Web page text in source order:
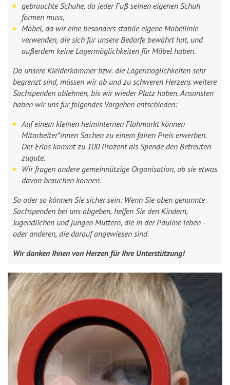
gebrauchte Schuhe, da jeder Fuß seinen eigenen Schuh
formen muss,
Möbel, da wir eine besonders stabile eigene Möbellinie
verwenden, die sich für unsere Bedarfe bewährt hat, und
außerdem keine Lagermöglichkeiten für Möbel haben.
Da unsere Kleiderkammer bzw. die Lagermöglichkeiten sehr
begrenzt sind, müssen wir ab und zu schweren Herzens weitere
Sachspenden ablehnen, bis wir wieder Platz haben. Ansonsten
haben wir uns für folgendes Vorgehen entschieden:
Auf einem kleinen heiminternen Flohmarkt können
Mitarbeiter*innen Sachen zu einem fairen Preis erwerben.
Der Erlös kommt zu 100 Prozent als Spende den Betreuten
zugute.
Wir fragen andere gemeinnützige Organisation, ob sie etwas
davon brauchen können.
So oder so können Sie sicher sein: Wenn Sie oben genannte
Sachspenden bei uns abgeben, helfen Sie den Kindern,
Jugendlichen und jungen Müttern, die in der Pauline leben -
oder anderen, die darauf angewiesen sind.
Wir danken Ihnen von Herzen für Ihre Unterstützung!